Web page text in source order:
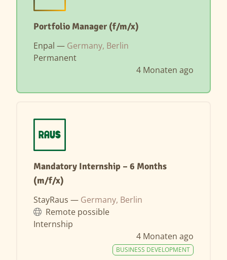
Portfolio Manager (f/m/x)
Enpal — Germany, Berlin
Permanent
4 Monaten ago
Mandatory Internship – 6 Months
(m/f/x)
StayRaus — Germany, Berlin
Remote possible
Internship
4 Monaten ago
BUSINESS DEVELOPMENT